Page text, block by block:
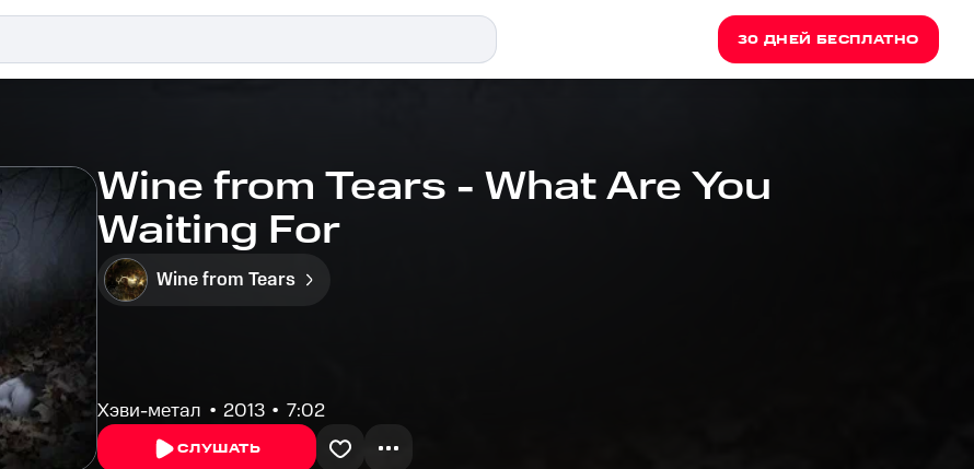
30 ДНЕЙ БЕСПЛАТНО
Wine from Tears - What Are You
Waiting For
Wine from Tears
Хэви-метал 2013 7:02
СЛУШАТЬ